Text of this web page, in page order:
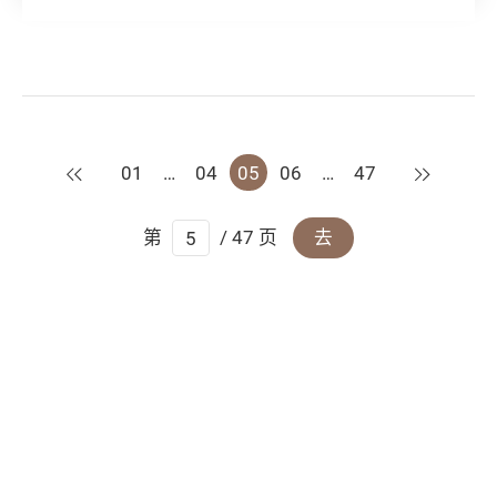
上一页
01 … 04 05 06 … 47 下一页
第 / 47 页 去